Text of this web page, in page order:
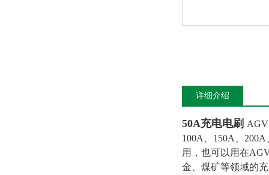
详细介绍
50A充电电刷
100A、150A、
用，也可以用在
金、煤矿等领域的